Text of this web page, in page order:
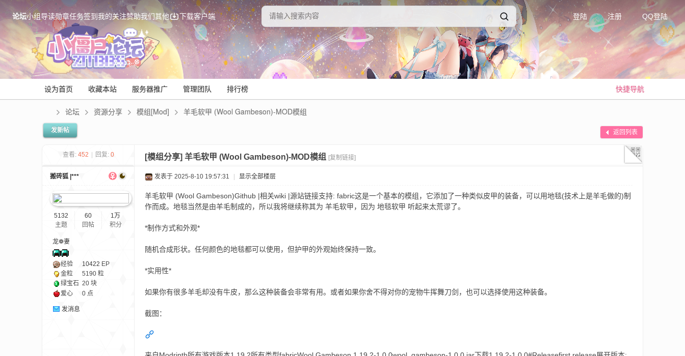
论坛小组导读勋章任务签到我的关注赞助我们其他 下载客户端 登陆 注册 QQ登陆
快捷导航
设为首页 收藏本站 服务器推广 管理团队 排行榜
论坛 资源分享 模组[Mod] 羊毛软甲 (Wool Gambeson)-MOD模组
返回列表
发新帖
查看: 452 回复: 0 [模组分享] 羊毛软甲 (Wool Gambeson)-MOD模组 [复制链接]
搬砖狐 |***
5132
主题
60
回帖
1万
积分
龙❁妻
经验 10422 EP
金粒
5190 粒
绿宝石 20 块
爱心
0 点
发消息
发表于 2025-8-10 19:57:31 显示全部楼层
羊毛软甲 (Wool Gambeson)Github |相关wiki |源站链接支持: fabric这是一个基本的模组，它添加了一种类似皮甲的装备，可以用地毯(技术上是羊毛做的)制
作而成。地毯当然是由羊毛制成的，所以我将继续称其为 羊毛软甲，因为 地毯软甲 听起来太荒谬了。
*制作方式和外观*
随机合成形状。任何颜色的地毯都可以使用，但护甲的外观始终保持一致。
*实用性*
如果你有很多羊毛却没有牛皮，那么这种装备会非常有用。或者如果你舍不得对你的宠物牛挥舞刀剑，也可以选择使用这种装备。
截图：